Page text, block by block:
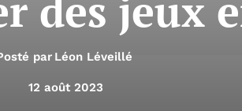
par Léon Léveillé
12 août 2023